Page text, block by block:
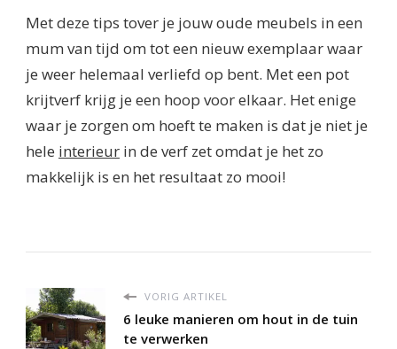
Met deze tips tover je jouw oude meubels in een
mum van tijd om tot een nieuw exemplaar waar
je weer helemaal verliefd op bent. Met een pot
krijtverf krijg je een hoop voor elkaar. Het enige
waar je zorgen om hoeft te maken is dat je niet je
hele interieur in de verf zet omdat je het zo
makkelijk is en het resultaat zo mooi!
VORIG ARTIKEL
6 leuke manieren om hout in de tuin
te verwerken